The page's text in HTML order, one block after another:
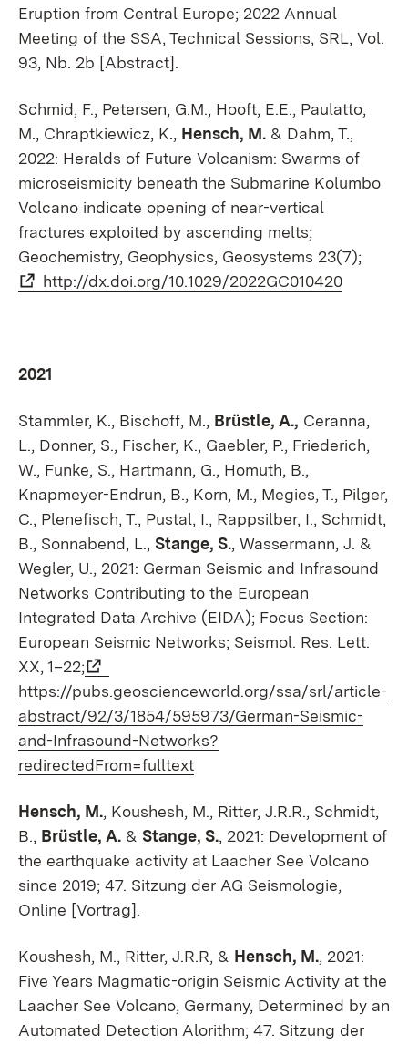
Eruption from Central Europe; 2022 Annual
Meeting of the SSA, Technical Sessions, SRL, Vol.
93, Nb. 2b [Abstract].
Schmid, F., Petersen, G.M., Hooft, E.E., Paulatto,
M., Chraptkiewicz, K., Hensch, M. & Dahm, T.,
2022: Heralds of Future Volcanism: Swarms of
microseismicity beneath the Submarine Kolumbo
Volcano indicate opening of near-vertical
fractures exploited by ascending melts;
Geochemistry, Geophysics, Geosystems 23(7);
http://dx.doi.org/10.1029/2022GC010420
2021
Stammler, K., Bischoff, M., Brüstle, A., Ceranna,
L., Donner, S., Fischer, K., Gaebler, P., Friederich,
W., Funke, S., Hartmann, G., Homuth, B.,
Knapmeyer-Endrun, B., Korn, M., Megies, T., Pilger,
C., Plenefisch, T., Pustal, I., Rappsilber, I., Schmidt,
B., Sonnabend, L., Stange, S., Wassermann, J. &
Wegler, U., 2021: German Seismic and Infrasound
Networks Contributing to the European
Integrated Data Archive (EIDA); Focus Section:
European Seismic Networks; Seismol. Res. Lett.
XX, 1–22;
https://pubs.geoscienceworld.org/ssa/srl/article-
abstract/92/3/1854/595973/German-Seismic-
and-Infrasound-Networks?
redirectedFrom=fulltext
Hensch, M., Koushesh, M., Ritter, J.R.R., Schmidt,
B., Brüstle, A. & Stange, S., 2021: Development of
the earthquake activity at Laacher See Volcano
since 2019; 47. Sitzung der AG Seismologie,
Online [Vortrag].
Koushesh, M., Ritter, J.R.R, & Hensch, M., 2021:
Five Years Magmatic-origin Seismic Activity at the
Laacher See Volcano, Germany, Determined by an
Automated Detection Alorithm; 47. Sitzung der